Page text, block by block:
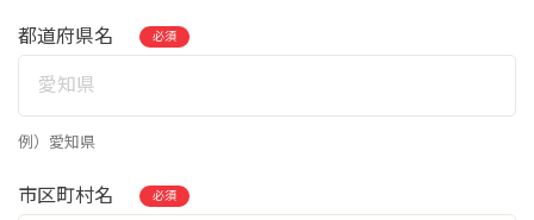
都道府県名 必須
例）愛知県
市区町村名 必須